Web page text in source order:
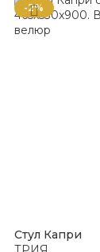
-2%
Стул Капри